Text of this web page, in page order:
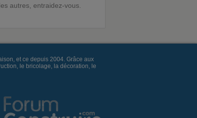
autres, entraidez-vous.
et ce depuis 2004. Grâce aux
le bricolage, la décoration, le